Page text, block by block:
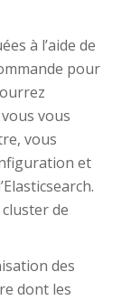
à l’aide de
pour
vous
vous
et
de
des
dont les